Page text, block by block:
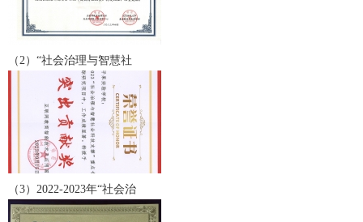
（2）“社会治理与智慧社
（3）2022-2023年“社会治